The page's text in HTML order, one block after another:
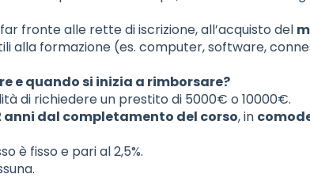
fronte alle rette di iscrizione, all’acquisto del
alla formazione (es. computer, software,
e quando si inizia a rimborsare?
di richiedere un prestito di 5000€ o 10000€.
anni dal completamento del corso, in
è fisso e pari al 2,5%.